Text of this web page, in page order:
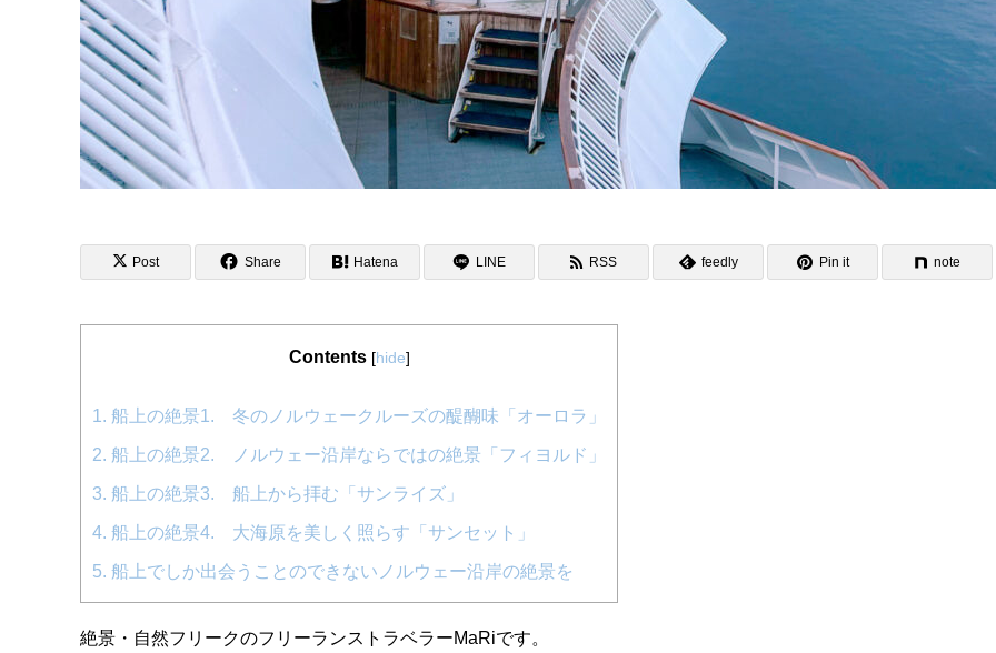
Post Share Hatena LINE RSS feedly Pin it note
Contents [hide]
1. 船上の絶景1. 冬のノルウェークルーズの醍醐味「オーロラ」
2. 船上の絶景2. ノルウェー沿岸ならではの絶景「フィヨルド」
3. 船上の絶景3. 船上から拝む「サンライズ」
4. 船上の絶景4. 大海原を美しく照らす「サンセット」
5. 船上でしか出会うことのできないノルウェー沿岸の絶景を
絶景・自然フリークのフリーランストラベラーMaRiです。